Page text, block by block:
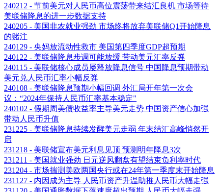
240212 - 节前美元对人民币高位震荡带来结汇良机 市场等待
美联储降息的进一步数据支持
240205 - 美国非农就业强劲 市场终将放弃美联储Q1开始降息
的赌注
240129 - 央妈放流动性救市 美国第四季度GDP超预期
240122 - 美联储降息步调可能放缓 带动美元汇率反弹
240115 - 美联储核心成员屡释放降息信号 中国降息预期带动
美元兑人民币汇率小幅反弹
240108 - 美联储降息预期小幅回调 外汇局开年第一次会
议：“2024年保持人民币汇率基本稳定"
240102 - 假期周美债收益率主导美元走势 中国资产信心加强
带动人民币升值
231225 - 美联储降息持续发酵美元走弱 年末结汇高峰悄然开
启
231218 - 美联储宣布美元利息见顶 预测明年降息3次
231211 - 美国就业强劲 日元逆风翻盘有望结束负利率时代
231204 - 市场揣测美欧两国央行或在24年第一季度末开始降息
231127 - 内因成为主导 人民币资产升温助推人民币大幅走强